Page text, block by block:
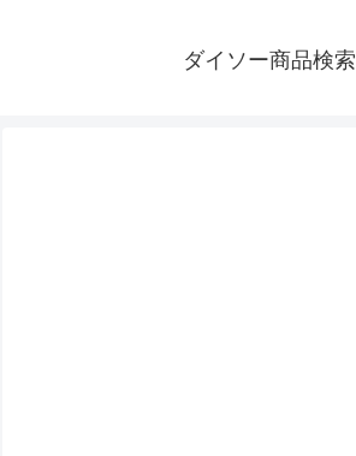
ダイソー商品検索